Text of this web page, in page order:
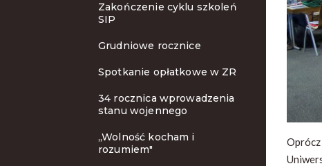
Zakończenie cyklu szkoleń
SIP
Grudniowe rocznice
Spotkanie opłatkowe w ZR
34 rocznica wprowadzenia
stanu wojennego
„Wolność kocham i
rozumiem"